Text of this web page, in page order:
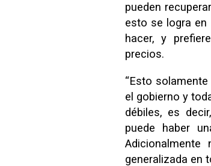
pueden
esto se logra
hacer, y
precios.
“Esto
el gobierno y
débiles, es
puede haber
generalizada en